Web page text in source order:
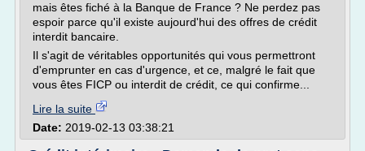
mais êtes fiché à la Banque de France ? Ne perdez pas
espoir parce qu'il existe aujourd'hui des offres de crédit
interdit bancaire.
Il s'agit de véritables opportunités qui vous permettront
d'emprunter en cas d'urgence, et ce, malgré le fait que
vous êtes FICP ou interdit de crédit, ce qui confirme...
Lire la suite
Date: 2019-02-13 03:38:21